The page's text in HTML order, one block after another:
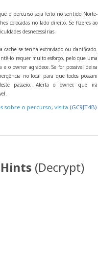
o percurso seja feito no sentido Norte-
colocadas no lado direito. Se fizeres ao
desnecessárias.
cache se tenha extraviado ou danificado.
lo requer muito esforço, pelo que uma
o owner agradece. Se for possivel deixa
no local para que todos possam
passeio. Alerta o owner, que irá
sobre o percurso, visita (GC9JT4B)
(Decrypt)